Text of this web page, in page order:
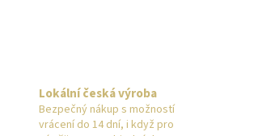
Lokální česká výroba
Bezpečný nákup s možností
vrácení do 14 dní, i když pro